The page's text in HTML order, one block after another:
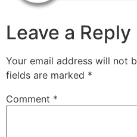
Leave a Reply
Your email address will not
fields are marked *
Comment *